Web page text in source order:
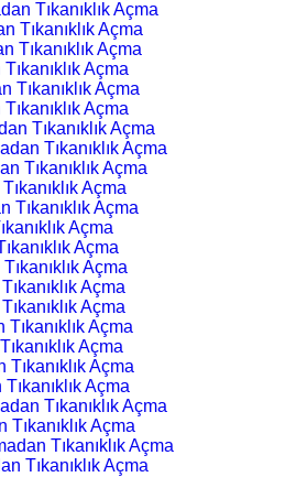
Tıkanıklık Açma
Tıkanıklık Açma
Tıkanıklık Açma
Açma
Tıkanıklık Açma
Açma
Tıkanıklık Açma
Tıkanıklık Açma
Tıkanıklık Açma
Açma
Tıkanıklık Açma
Açma
Açma
Açma
Açma
Açma
Tıkanıklık Açma
Açma
Açma
Açma
Tıkanıklık Açma
Tıkanıklık Açma
Tıkanıklık Açma
Tıkanıklık Açma